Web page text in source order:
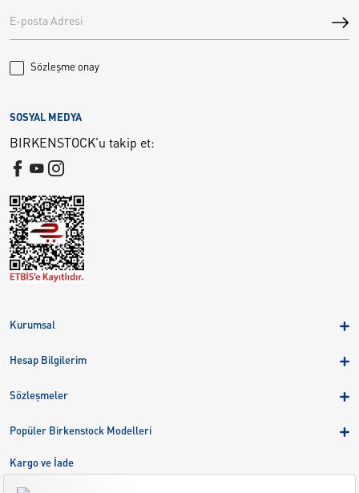
Sözleşme onay
Kurumsal
Birkenstock Group
Kariyer
Hesap Bilgilerim
Sipariş Takibi
Sözleşmeler
Kargo ve İade
Çerez Tercihlerini Yönetin
Popüler Birkenstock Modelleri
Kargo ve İade
SOSYAL MEDYA
BIRKENSTOCK'u takip et: